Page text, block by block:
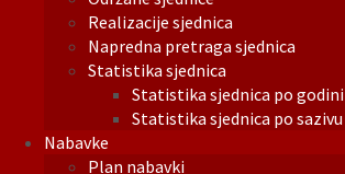
Realizacije sjednica
Napredna pretraga sjednica
Statistika sjednica
Statistika sjednica po godini
Statistika sjednica po sazivu
Nabavke
Plan nabavki